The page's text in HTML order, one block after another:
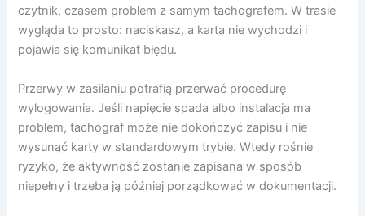
czytnik, czasem problem z samym tachografem. W trasie
wygląda to prosto: naciskasz, a karta nie wychodzi i
pojawia się komunikat błędu.
Przerwy w zasilaniu potrafią przerwać procedurę
wylogowania. Jeśli napięcie spada albo instalacja ma
problem, tachograf może nie dokończyć zapisu i nie
wysunąć karty w standardowym trybie. Wtedy rośnie
ryzyko, że aktywność zostanie zapisana w sposób
niepełny i trzeba ją później porządkować w dokumentacji.